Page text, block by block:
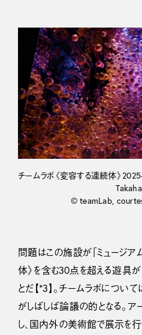
チームラボ《変容する連続体》
© teamLab,
問題はこの施設が「ミュージア
体》を含む30点を超える遊具が
とだ【*3】。チームラボについ
がしばしば論議の的となる。ア
し、国内外の美術館で展示を行